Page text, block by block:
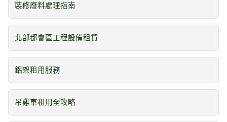
裝修廢料處理指南
北部都會區工程設備租賃
鋁架租用服務
吊雞車租用全攻略